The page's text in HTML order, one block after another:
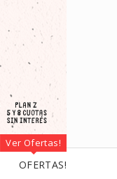
Ver Ofertas!
OFERTAS!